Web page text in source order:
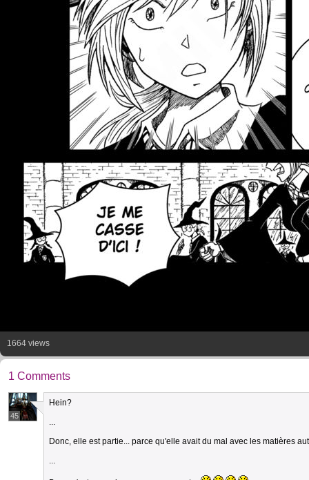
1664 views
1 Comments
45
Hein?
...
Donc, elle est partie... parce qu'elle avait du mal avec les matières
...